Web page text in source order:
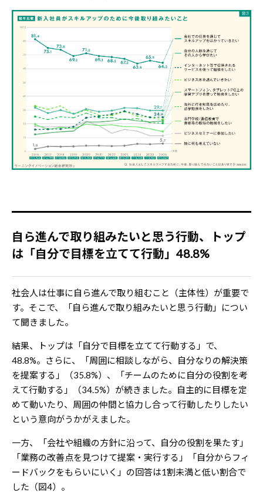
自ら進んで取り組みたいと思う行動、トップ
は「自分で目標を立てて行動」48.8%
社会人は仕事に自ら進んで取り組むこと（主体性）が重要で
す。そこで、「自ら進んで取り組みたいと思う行動」につい
て聞きました。
結果、トップは「自分で目標を立てて行動する」で、
48.8%。さらに、「周囲に相談しながら、自分なりの解決策
を提案する」（35.8%）、「チームのために自分の役割を考
えて行動する」（34.5%）が続きました。自主的に目標を定
めて動いたり、周囲の仲間と協力し合って行動したりしたい
という意向がうかがえました。
一方、「会社や組織の方針に沿って、自分の役割を果たす」
「業務の改善点を見つけて提案・実行する」「自分からフィ
ードバックをもらいにいく」の回答は1割未満と低い割合で
した（図4）。